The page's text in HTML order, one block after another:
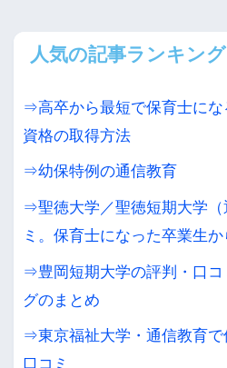
人気の記事ランキング
⇒高卒から最短で保育士に
資格の取得方法
⇒幼保特例の通信教育
⇒聖徳大学／聖徳短期大学（
ミ。保育士になった卒業生
⇒豊岡短期大学の評判・口
グのまとめ
⇒東京福祉大学・通信教育で
口コミ